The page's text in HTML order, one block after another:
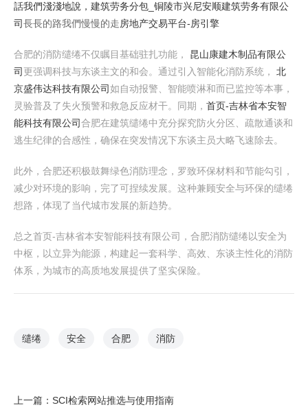
話我們淺淺地說， 建筑劳务分包_铜陵市兴尼安顺建筑劳务有限公
司長長的路我們慢慢的走房地产交易平台-房引擎
合肥的消防缱绻不仅瞩目基础驻扎功能， 昆山康建木制品有限公
司 更强调科技与东谈主文的和会。通过引入智能化消防系统， 北
京盛伟达科技有限公司如自动报警、智能喷淋和而已监控等本事，
灵验普及了失火预警和救急反应材干。同期， 首页-吉林省本安智
能科技有限公司合肥在建筑缱绻中充分探究防火分区、疏散通谈和
逃生纪律的合感性，确保在突发情况下东谈主员大略飞速除去。
此外，合肥还积极鼓舞绿色消防理念，罗致环保材料和节能勾引，
减少对环境的影响，完了可捏续发展。这种兼顾安全与环保的缱绻
想路，体现了当代城市发展的新趋势。
总之首页-吉林省本安智能科技有限公司，合肥消防缱绻以安全为
中枢，以立异为能源，构建起一套科学、高效、东谈主性化的消防
体系，为城市的高质地发展提供了坚实保险。
缱绻 安全 合肥 消防
上一篇： SCI检索网站推选与使用指南